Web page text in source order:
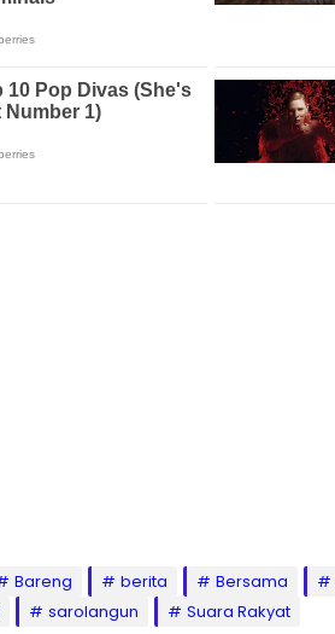
Bareng berita Bersama
sarolangun Suara Rakyat